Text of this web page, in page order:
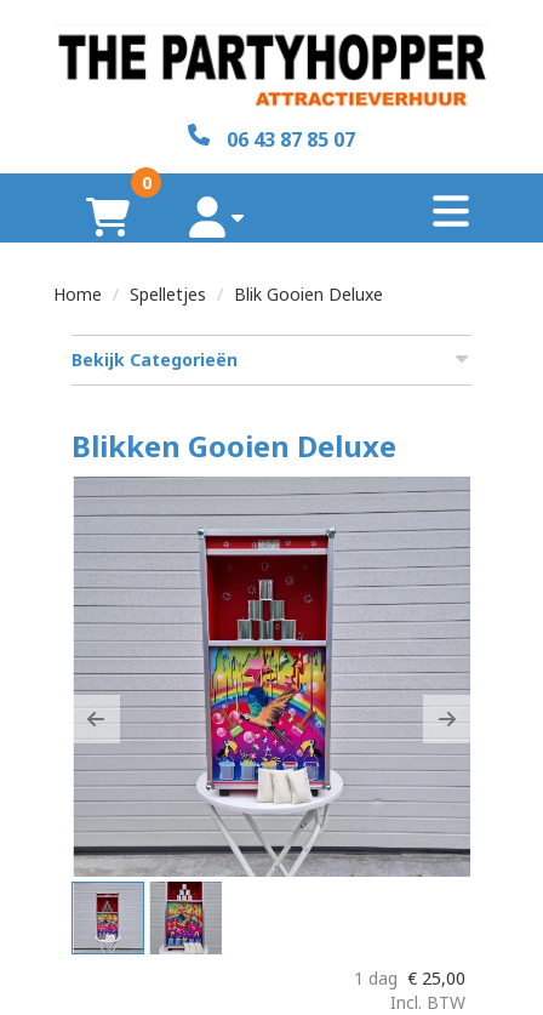
06 43 87 85 07
winkelwagen
0
account
sluiten
ons
Home Spelletjes Blik Gooien Deluxe
Bekijk Categorieën
Blikken Gooien Deluxe
Previous Next
1 dag € 25,00
Incl. BTW